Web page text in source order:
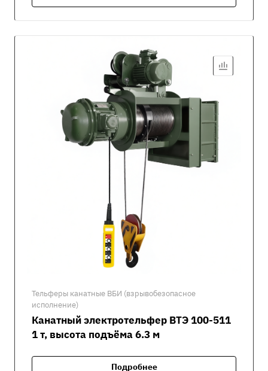
Тельферы канатные ВБИ (взрывобезопасное
исполнение)
Канатный электротельфер ВТЭ 100-511
1 т, высота подъёма 6.3 м
Подробнее